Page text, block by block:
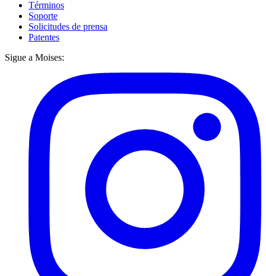
Términos
Soporte
Solicitudes de prensa
Patentes
Sigue a Moises: